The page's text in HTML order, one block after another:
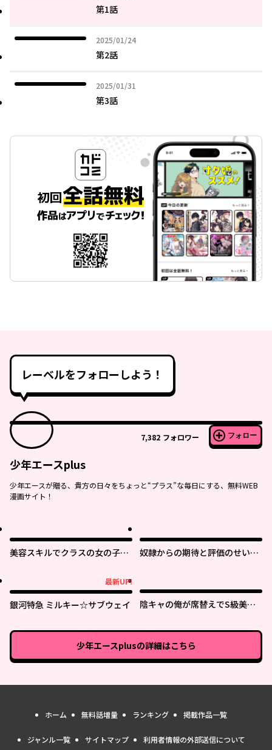
第1話
2025/01/24
2025年01月24日
第2話
2025/01/31
2025年01月31日
第3話
レーベルをフォローしよう！
7,382 フォロワー フォロー
少年エースplus
少年エースが贈る、貴方の日々をちょっと“プラス”な毎日にする、無料WEB
漫画サイト！
美容スキルでクラスの女の子を
奴隷からの期待と評価のせいで
最新UP!
銀河特急 ミルキー☆サブウェイ
陰キャの俺が席替えでS級美少
まった。
少年エースplusの詳細はこちら
ホーム 無料話増量 ランキング 掲載作品一覧
ジャンル一覧 サイトマップ 利用者情報の外部送信について